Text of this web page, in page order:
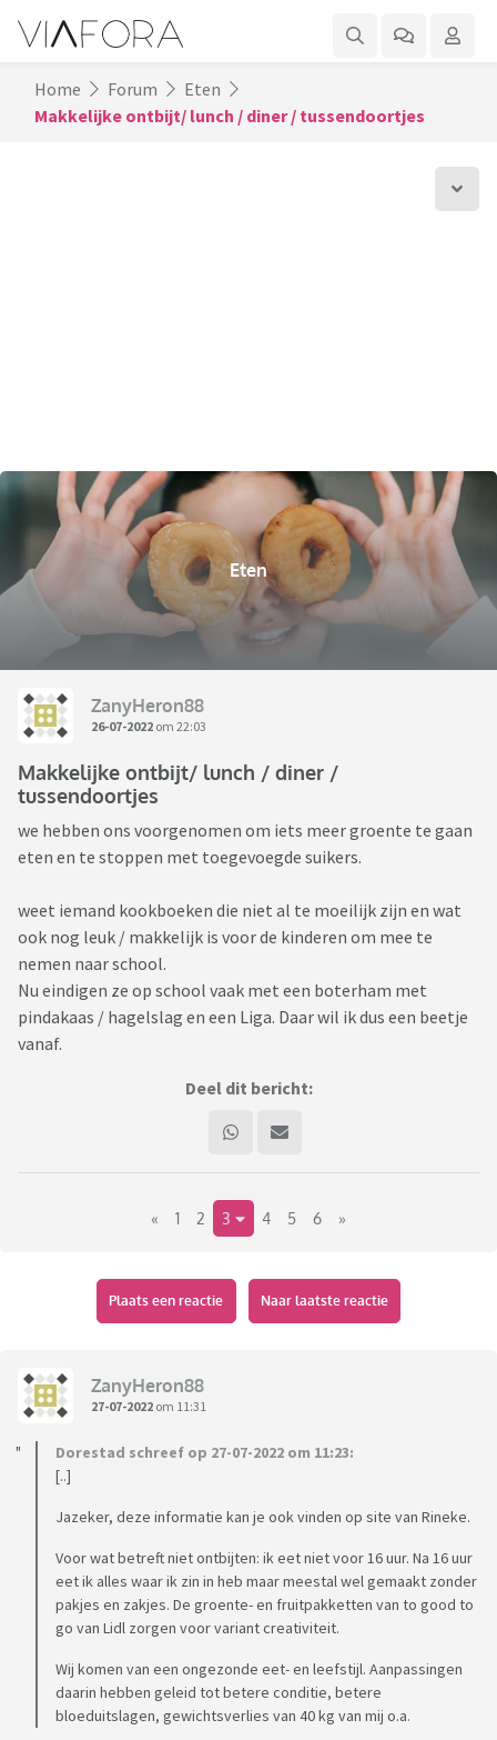
Home Forum
Eten
Makkelijke ontbijt/ lunch / diner / tussendoortjes
Eten
ZanyHeron88
26-07-2022 om 22:03
Makkelijke ontbijt/ lunch / diner /
tussendoortjes
we hebben ons voorgenomen om iets meer groente te gaan
eten en te stoppen met toegevoegde suikers.
weet iemand kookboeken die niet al te moeilijk zijn en wat
ook nog leuk / makkelijk is voor de kinderen om mee te
nemen naar school.
Nu eindigen ze op school vaak met een boterham met
pindakaas / hagelslag en een Liga. Daar wil ik dus een beetje
vanaf.
Deel dit bericht:
« 1 2 3 4 5 6 »
Plaats een reactie Naar laatste reactie
ZanyHeron88
27-07-2022 om 11:31
Dorestad schreef op 27-07-2022 om 11:23:
[..]
Jazeker, deze informatie kan je ook vinden op site van Rineke.
Voor wat betreft niet ontbijten: ik eet niet voor 16 uur. Na 16 uur
eet ik alles waar ik zin in heb maar meestal wel gemaakt zonder
pakjes en zakjes. De groente- en fruitpakketten van to good to
go van Lidl zorgen voor variant creativiteit.
Wij komen van een ongezonde eet- en leefstijl. Aanpassingen
daarin hebben geleid tot betere conditie, betere
bloeduitslagen, gewichtsverlies van 40 kg van mij o.a.